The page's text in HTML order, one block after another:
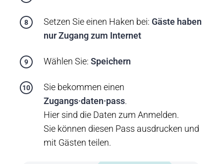
Setzen Sie einen Haken bei: Gäste haben
nur Zugang zum Internet
Wählen Sie:Speichern
Sie bekommen einen
Zugangs·daten·pass.
Hier sind die Daten zum Anmelden.
Sie können diesen Pass ausdrucken und
mit Gästen teilen.